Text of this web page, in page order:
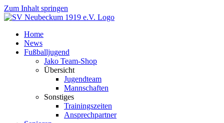
Zum Inhalt springen
Home
News
Fußballjugend
Jako Team-Shop
Übersicht
Jugendteam
Mannschaften
Sonstiges
Trainingszeiten
Ansprechpartner